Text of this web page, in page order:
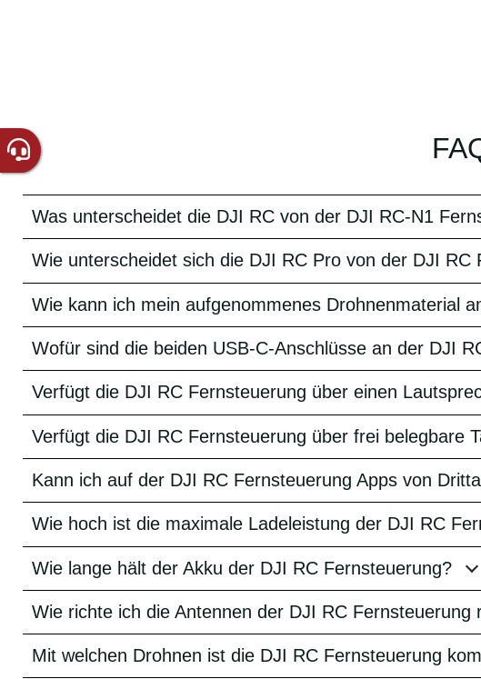
Was unterscheidet die DJI RC von der DJI RC-N1
Wie unterscheidet sich die DJI RC Pro von der DJI RC
Wie kann ich mein aufgenommenes Drohnenmaterial
Wofür sind die beiden USB-C-Anschlüsse an der DJI
Verfügt die DJI RC Fernsteuerung über einen
Verfügt die DJI RC Fernsteuerung über frei belegbare
Kann ich auf der DJI RC Fernsteuerung Apps von
Wie hoch ist die maximale Ladeleistung der DJI RC
Wie lange hält der Akku der DJI RC Fernsteuerung?
Wie richte ich die Antennen der DJI RC Fernsteuerung
Mit welchen Drohnen ist die DJI RC Fernsteuerung